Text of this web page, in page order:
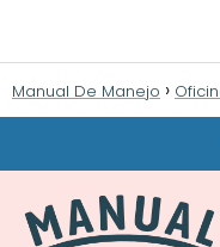
Manual De Manejo